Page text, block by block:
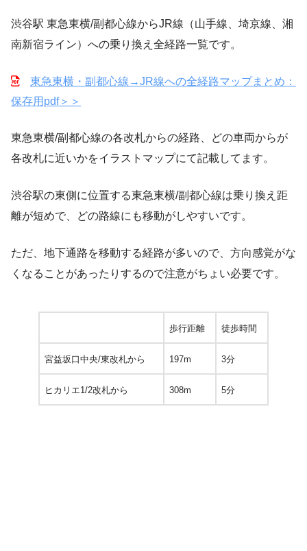
渋谷駅 東急東横/副都心線からJR線（山手線、埼京線、湘
南新宿ライン）への乗り換え全経路一覧です。
東急東横・副都心線→JR線への全経路マップまとめ：
保存用pdf＞＞
東急東横/副都心線の各改札からの経路、どの車両からが
各改札に近いかをイラストマップにて記載してます。
渋谷駅の東側に位置する東急東横/副都心線は乗り換え距
離が短めで、どの路線にも移動がしやすいです。
ただ、地下通路を移動する経路が多いので、方向感覚がな
くなることがあったりするので注意がちょい必要です。
歩行距離 徒歩時間
宮益坂口中央/東改札から 197m 3分
ヒカリエ1/2改札から 308m 5分